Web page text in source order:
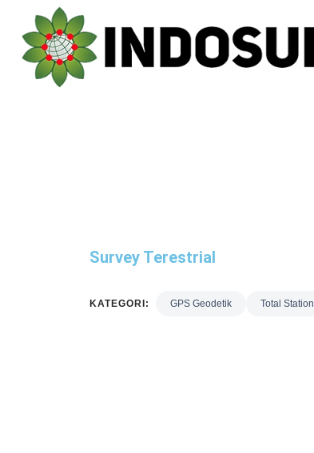
Survey Terestrial
KATEGORI: GPS Geodetik Total Station